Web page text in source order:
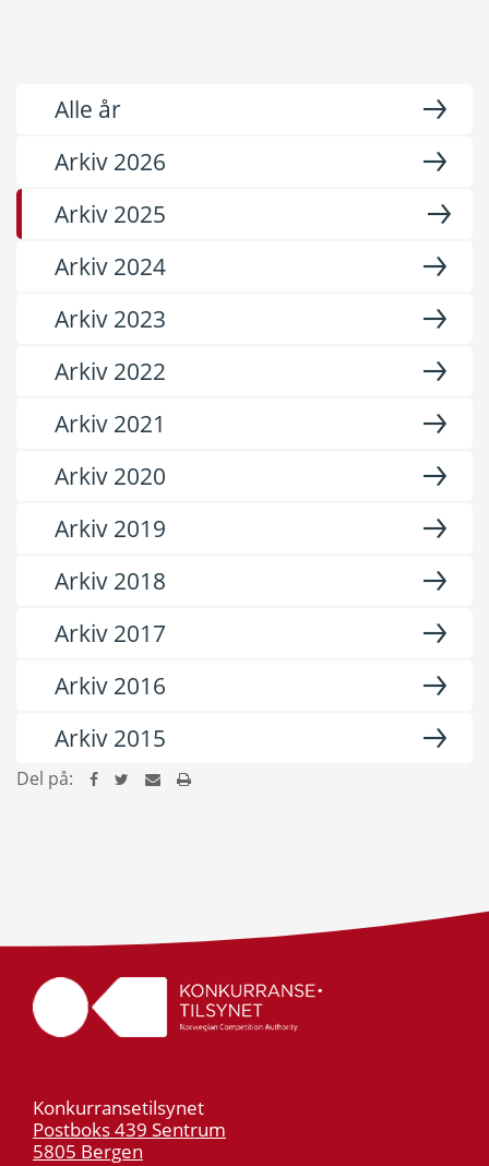
Alle år
Arkiv 2026
Arkiv 2025
Arkiv 2024
Arkiv 2023
Arkiv 2022
Arkiv 2021
Arkiv 2020
Arkiv 2019
Arkiv 2018
Arkiv 2017
Arkiv 2016
Arkiv 2015
Del på:
Konkurransetilsynet
Postboks 439 Sentrum
5805 Bergen